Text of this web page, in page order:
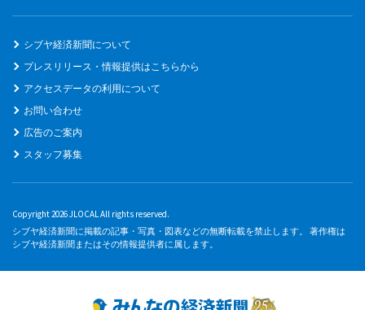
シブヤ経済新聞について
プレスリリース・情報提供はこちらから
アクセスデータの利用について
お問い合わせ
広告のご案内
スタッフ募集
Copyright 2026 JLOCAL All rights reserved.
シブヤ経済新聞に掲載の記事・写真・図表などの無断転載を禁止します。 著作権は
シブヤ経済新聞またはその情報提供者に属します。